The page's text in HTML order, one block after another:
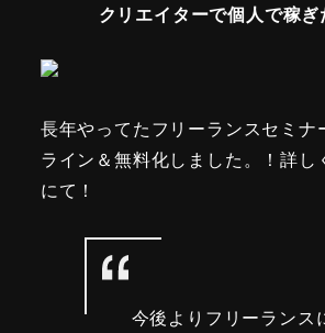
クリエイターで個人で稼
長年やってたフリーランスセミナ
ライン＆無料化しました。！詳し
にて！
今後よりフリーランス